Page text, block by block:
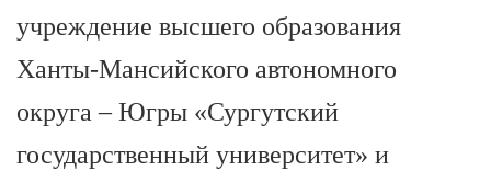
учреждение высшего образования
Ханты-Мансийского автономного
округа – Югры «Сургутский
государственный университет» и